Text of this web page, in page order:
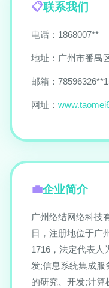
联系我们
电话：1868007**
地址：广州市番禺
邮箱：78596326**
网址：
企业简介
广州络结网络科技
日，注册地位于广
1716，法定代表人
发;信息系统集成
的研究、开发;计算